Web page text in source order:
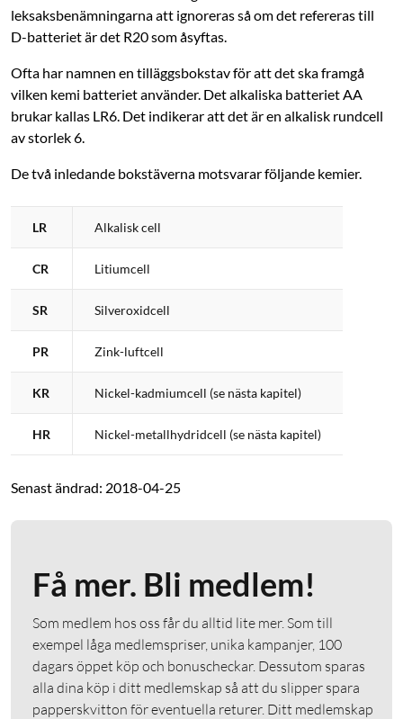
leksaksbenämningarna att ignoreras så om det refereras till
D-batteriet är det R20 som åsyftas.
Ofta har namnen en tilläggsbokstav för att det ska framgå
vilken kemi batteriet använder. Det alkaliska batteriet AA
brukar kallas LR6. Det indikerar att det är en alkalisk rundcell
av storlek 6.
De två inledande bokstäverna motsvarar följande kemier.
LR Alkalisk cell
CR Litiumcell
SR Silveroxidcell
PR Zink-luftcell
KR Nickel-kadmiumcell (se nästa kapitel)
HR Nickel-metallhydridcell (se nästa kapitel)
Senast ändrad: 2018-04-25
Få mer. Bli medlem!
Som medlem hos oss får du alltid lite mer. Som till
exempel låga medlemspriser, unika kampanjer, 100
dagars öppet köp och bonuscheckar. Dessutom sparas
alla dina köp i ditt medlemskap så att du slipper spara
papperskvitton för eventuella returer. Ditt medlemskap